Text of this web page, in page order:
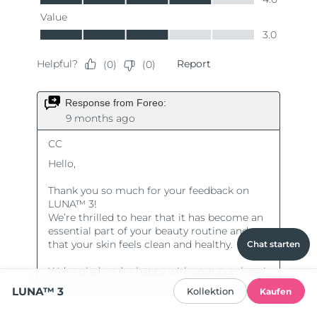
Chat starten
LUNA™ 3 Kollektion Kaufen